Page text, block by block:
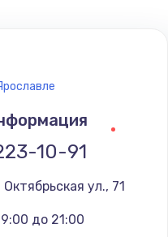
10-91
ул., 71
до 21:00